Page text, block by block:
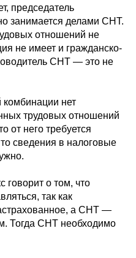
председатель
занимается делами СНТ.
отношений не
не имеет и гражданско-
СНТ — это не
комбинации нет
трудовых отношений
от него требуется
сведения в налоговые
говорит о том, что
так как
а СНТ —
Тогда СНТ необходимо